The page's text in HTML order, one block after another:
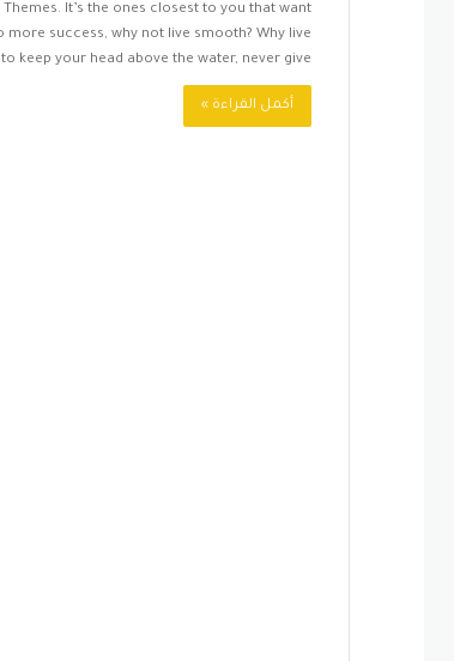
It’s the ones closest to you that want
success, why not live smooth? Why live
keep your head above the water, never give…
أكمل القراءة »